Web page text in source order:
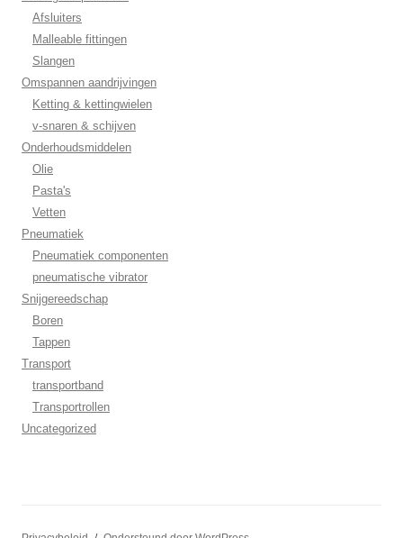
Afsluiters
Malleable fittingen
Slangen
Omspannen aandrijvingen
Ketting & kettingwielen
v-snaren & schijven
Onderhoudsmiddelen
Olie
Pasta's
Vetten
Pneumatiek
Pneumatiek componenten
pneumatische vibrator
Snijgereedschap
Boren
Tappen
Transport
transportband
Transportrollen
Uncategorized